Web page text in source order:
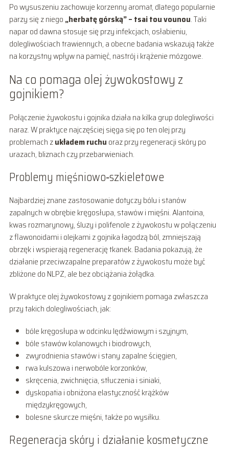
Po wysuszeniu zachowuje korzenny aromat, dlatego popularnie
parzy się z niego „herbatę górską” – tsai tou vounou. Taki
napar od dawna stosuje się przy infekcjach, osłabieniu,
dolegliwościach trawiennych, a obecne badania wskazują także
na korzystny wpływ na pamięć, nastrój i krążenie mózgowe.
Na co pomaga olej żywokostowy z
gojnikiem?
Połączenie żywokostu i gojnika działa na kilka grup dolegliwości
naraz. W praktyce najczęściej sięga się po ten olej przy
problemach zukładem ruchu oraz przy regeneracji skóry po
urazach, bliznach czy przebarwieniach.
Problemy mięśniowo‑szkieletowe
Najbardziej znane zastosowanie dotyczy bólu i stanów
zapalnych w obrębie kręgosłupa, stawów i mięśni. Alantoina,
kwas rozmarynowy, śluzy i polifenole z żywokostu w połączeniu
z flawonoidami i olejkami z gojnika łagodzą ból, zmniejszają
obrzęk i wspierają regenerację tkanek. Badania pokazują, że
działanie przeciwzapalne preparatów z żywokostu może być
zbliżone do NLPZ, ale bez obciążania żołądka.
W praktyce olej żywokostowy z gojnikiem pomaga zwłaszcza
przy takich dolegliwościach, jak:
bóle kręgosłupa w odcinku lędźwiowym i szyjnym,
bóle stawów kolanowych i biodrowych,
zwyrodnienia stawów i stany zapalne ścięgien,
rwa kulszowa i nerwobóle korzonków,
skręcenia, zwichnięcia, stłuczenia i siniaki,
dyskopatia i obniżona elastyczność krążków
międzykręgowych,
bolesne skurcze mięśni, także po wysiłku.
Regeneracja skóry i działanie kosmetyczne